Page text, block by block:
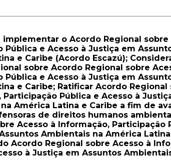
implementar o Acordo Regional sobre
Pública e Acesso à Justiça em
e Caribe (Acordo Escazú);
sobre Acordo Regional sobre
Pública e Acesso à Justiça em
e Caribe; Ratificar Acordo Regional
Participação Pública e Acesso à
América Latina e Caribe a fim de
de direitos humanos
Acesso à Informação, Participação
Ambientais na América
Acordo Regional sobre Acesso à
à Justiça em Assuntos